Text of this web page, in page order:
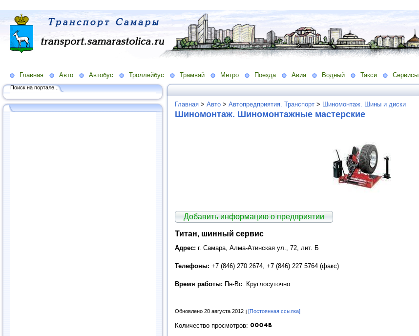
Главная Авто Автобус Троллейбус Трамвай Метро Поезда Авиа Водный Такси Сервисы
Поиск на портале...
Главная > Авто > Автопредприятия. Транспорт > Шиномонтаж. Шины и диски
Шиномонтаж. Шиномонтажные мастерские
Добавить информацию о предприятии
Титан, шинный сервис
Адрес: г. Самара, Алма-Атинская ул., 72, лит. Б
Телефоны: +7 (846) 270 2674, +7 (846) 227 5764 (факс)
Время работы: Пн-Вс: Круглосуточно
Обновлено 20 августа 2012 [Постоянная ссылка]
Количество просмотров: